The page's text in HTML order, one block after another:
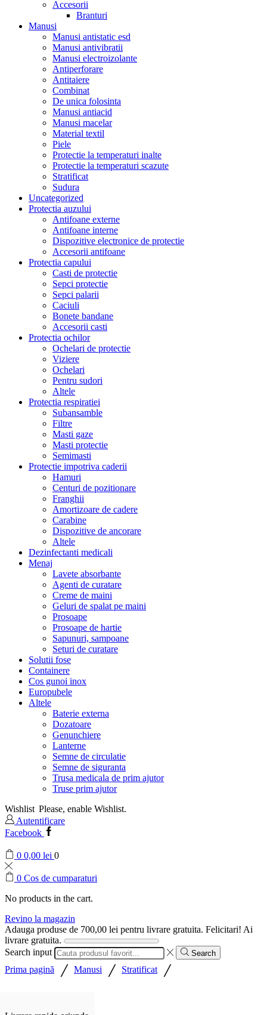
Accesorii
Branturi
Manusi
Manusi antistatic esd
Manusi antivibratii
Manusi electroizolante
Antiperforare
Antitaiere
Combinat
De unica folosinta
Manusi antiacid
Manusi macelar
Material textil
Piele
Protectie la temperaturi inalte
Protectie la temperaturi scazute
Stratificat
Sudura
Uncategorized
Protectia auzului
Antifoane externe
Antifoane interne
Dispozitive electronice de protectie
Accesorii antifoane
Protectia capului
Casti de protectie
Sepci protectie
Sepci palarii
Caciuli
Bonete bandane
Accesorii casti
Protectia ochilor
Ochelari de protectie
Viziere
Ochelari
Pentru sudori
Altele
Protectia respiratiei
Subansamble
Filtre
Masti gaze
Masti protectie
Semimasti
Protectie impotriva caderii
Hamuri
Centuri de pozitionare
Franghii
Amortizoare de cadere
Carabine
Dispozitive de ancorare
Altele
Dezinfectanti medicali
Menaj
Lavete absorbante
Agenti de curatare
Creme de maini
Geluri de spalat pe maini
Prosoape
Prosoape de hartie
Sapunuri, sampoane
Seturi de curatare
Solutii fose
Containere
Cos gunoi inox
Europubele
Altele
Baterie externa
Dozatoare
Genunchiere
Lanterne
Semne de circulatie
Semne de siguranta
Trusa medicala de prim ajutor
Truse prim ajutor
Wishlist Please, enable Wishlist.
Autentificare
Facebook
0 0,00 lei 0
0 Cos de cumparaturi
No products in the cart.
Revino la magazin
Adauga produse de 700,00 lei pentru livrare gratuita. Felicitari! Ai
livrare gratuita.
Search input
Search
Prima pagină / Manusi / Stratificat /